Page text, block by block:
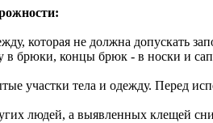
которая не должна допускать
в брюки, концы брюк - в носки и
участки тела и одежду. Перед
людей, а выявленных клещей